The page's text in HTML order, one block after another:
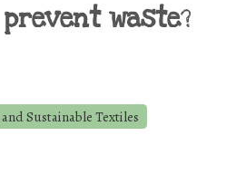
prevent waste?
Sustainable Textiles